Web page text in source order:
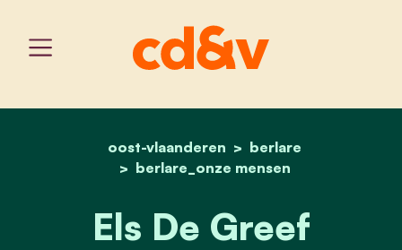
home
oost-vlaanderen
berlare
berlare_onze mensen
els de greef
Els De Greef